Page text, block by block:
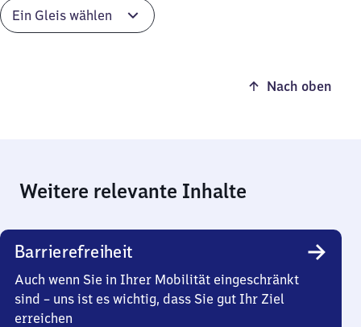
Nach oben
Weitere relevante Inhalte
Barrierefreiheit
Auch wenn Sie in Ihrer Mobilität eingeschränkt
sind – uns ist es wichtig, dass Sie gut Ihr Ziel
erreichen